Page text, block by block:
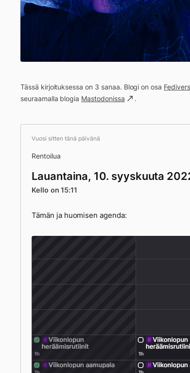
Tässä kirjoituksessa on 3 sanaa. Blogi on osa
seuraamalla blogia Mastodonissa .
Vuosi sitten tänä päivänä
Rentoilua
Lauantaina, 10. syyskuuta
Kello on 15:11
Tämän ja huomisen agenda: